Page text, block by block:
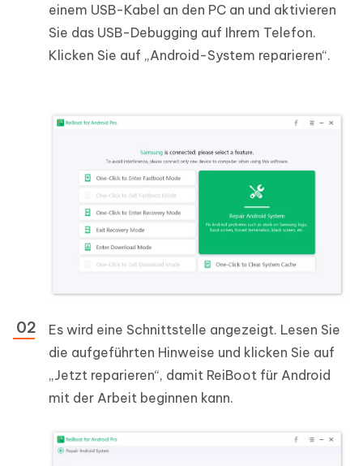
einem USB-Kabel an den PC an und aktivieren
Sie das USB-Debugging auf Ihrem Telefon.
Klicken Sie auf „Android-System reparieren“.
Es wird eine Schnittstelle angezeigt. Lesen Sie
die aufgeführten Hinweise und klicken Sie auf
„Jetzt reparieren“, damit ReiBoot für Android
mit der Arbeit beginnen kann.